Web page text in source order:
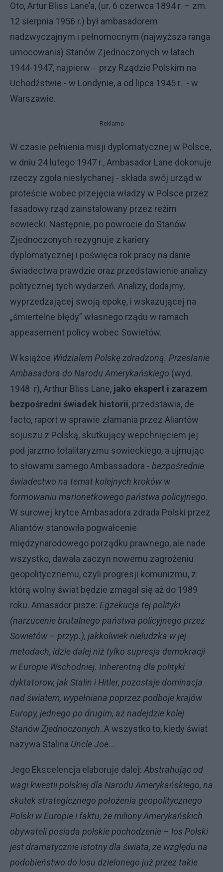
Oto, Artur Bliss Lane’a, (ur. 6 czerwca 1894 r. – zm.
12 sierpnia 1956 r.) był ambasadorem
nadzwyczajnym i pełnomocnym (najwyższa ranga
umocowania) Stanów Zjednoczonych w latach
1944-1947, najpierw - przy Rządzie Polskim na
Uchodźstwie - w Londynie, a od lipca 1945 r. - w
Warszawie.
Reklama
W czasie pełnienia misji dyplomatycznej w Polsce,
w dniu 24 lutego 1947 r., Ambasador Lane dokonuje
rzeczy zgoła niesłychanej - składa swój urząd w
proteście wobec przejęcia władzy w Polsce przez
fasadowy rząd zainstalowany przez reżim
sowiecki. Następnie, po powrocie do Stanów
Zjednoczonych rezygnuje z kariery
dyplomatycznej i poświęca rok pracy na danie
świadectwa prawdzie oraz przedstawienie analizy
politycznej tych wydarzeń. Analizy, dodajmy,
wyprzedzającej swoją epokę, i wskazującej na
„śmiertelne błędy” własnego rządu w ramach
appeasement policy wobec Sowietów.
W książce Widzialem Polskę zdradzoną. Przesłanie
Ambasadora do Narodu Amerykańskiego (wyd.
1948 r), Arthur Bliss Lane, jako ekspert i zarazem
bezpośredni świadek historii, przedstawia, de
facto, raport w sprawie złamania przez Aliantów
sojuszu z Polską, skutkujący wepchnięciem jej
pod jarzmo totalitaryzmu sowieckiego, a ujmując
to słowami samego Ambassadora - bezpośrednie
świadectwo na temat kolejnych kroków w
formowaniu marionetkowego państwa policyjnego.
W surowej krytce Ambasadora zdrada Polski przez
Aliantów stanowiła pogwałcenie
międzynarodowego porządku prawnego, ale nade
wszystko, dawała zaczyn nowemu zagrożeniu
geopolitycznemu, czyli progresji komunizmu, z
którą wolny świat będzie zmagał się aż do 1989
roku. Amasador pisze: Egzekucja tej polityki
(narzucenie brutalnego państwa policyjnego przez
Sowietów – przyp.), jakkolwiek nieludzka w jej
metodach, idzie dalej niż tylko supresja demokracji
w Europie Wschodniej. Inherentną dla polityki
dyktatorow, jak Stalin i Hitler, pozostaje dominacja
nad światem, wypełniana poprzez podboje krajów
Europy, jednego po drugim, aż nadejdzie kolej
Stanów Zjednoczonych..A wszystko to, kiedy świat
nazywa Stalina Uncle Joe...
Jego Ekscelencja elaboruje dalej: Abstrahując od
wagi kwestii polskiej dla Narodu Amerykańskiego, na
skutek strategicznego położenia geopolitycznego
Polski w Europie i faktu, że miliony Amerykańskich
obywateli posiada polskie pochodzenie – los Polski
jest dramatycznie istotny dla świata, ze względu na
podobieństwo do losu dzielonego już przez takie